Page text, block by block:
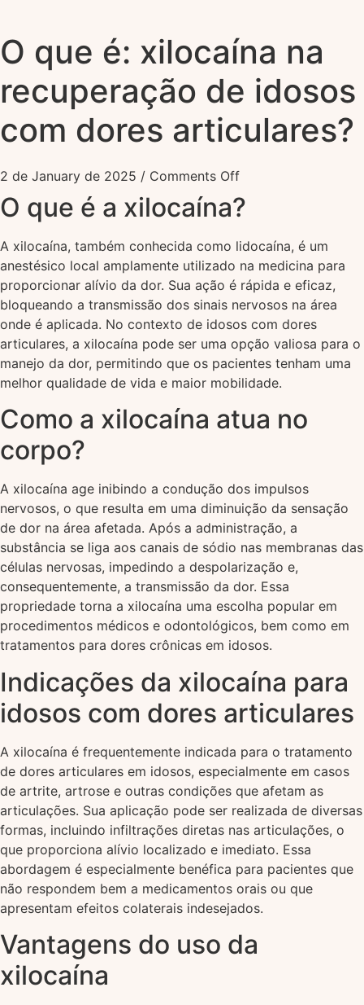
O que é: xilocaína na
recuperação de idosos
com dores articulares?
2 de January de 2025 / Comments Off
O que é a xilocaína?
A xilocaína, também conhecida como lidocaína, é um
anestésico local amplamente utilizado na medicina para
proporcionar alívio da dor. Sua ação é rápida e eficaz,
bloqueando a transmissão dos sinais nervosos na área
onde é aplicada. No contexto de idosos com dores
articulares, a xilocaína pode ser uma opção valiosa para o
manejo da dor, permitindo que os pacientes tenham uma
melhor qualidade de vida e maior mobilidade.
Como a xilocaína atua no
corpo?
A xilocaína age inibindo a condução dos impulsos
nervosos, o que resulta em uma diminuição da sensação
de dor na área afetada. Após a administração, a
substância se liga aos canais de sódio nas membranas das
células nervosas, impedindo a despolarização e,
consequentemente, a transmissão da dor. Essa
propriedade torna a xilocaína uma escolha popular em
procedimentos médicos e odontológicos, bem como em
tratamentos para dores crônicas em idosos.
Indicações da xilocaína para
idosos com dores articulares
A xilocaína é frequentemente indicada para o tratamento
de dores articulares em idosos, especialmente em casos
de artrite, artrose e outras condições que afetam as
articulações. Sua aplicação pode ser realizada de diversas
formas, incluindo infiltrações diretas nas articulações, o
que proporciona alívio localizado e imediato. Essa
abordagem é especialmente benéfica para pacientes que
não respondem bem a medicamentos orais ou que
apresentam efeitos colaterais indesejados.
Vantagens do uso da
xilocaína